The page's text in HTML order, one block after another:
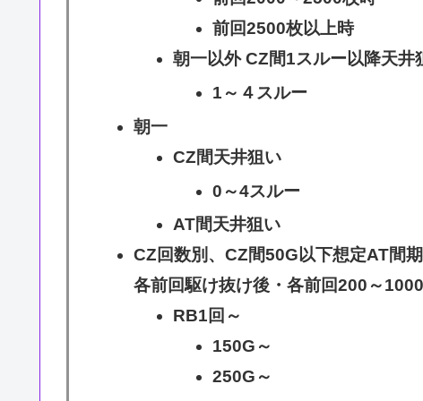
前回2500枚以上時
朝一以外 CZ間1スルー以降天井
1～４スルー
朝一
CZ間天井狙い
0～4スルー
AT間天井狙い
CZ回数別、CZ間50G以下想定AT間
各前回駆け抜け後・各前回200～
RB1回～
150G～
250G～